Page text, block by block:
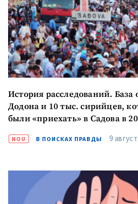
История расследований. База
Додона и 10 тыс. сирийцев,
были «приехать» в Садова в
NOU В ПОИСКАХ ПРАВДЫ 9